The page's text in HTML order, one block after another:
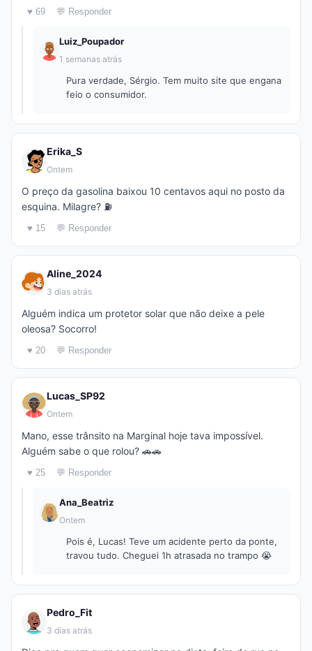
♥ 69 💬 Responder
Luiz_Poupador
1 semanas atrás
Pura verdade, Sérgio. Tem muito site que engana
feio o consumidor.
Erika_S
Ontem
O preço da gasolina baixou 10 centavos aqui no posto da
esquina. Milagre? ⛽
♥ 15 💬 Responder
Aline_2024
3 dias atrás
Alguém indica um protetor solar que não deixe a pele
oleosa? Socorro!
♥ 20 💬 Responder
Lucas_SP92
Ontem
Mano, esse trânsito na Marginal hoje tava impossível.
Alguém sabe o que rolou? 🚗🚗
♥ 25 💬 Responder
Ana_Beatriz
Ontem
Pois é, Lucas! Teve um acidente perto da ponte,
travou tudo. Cheguei 1h atrasada no trampo 😭
Pedro_Fit
3 dias atrás